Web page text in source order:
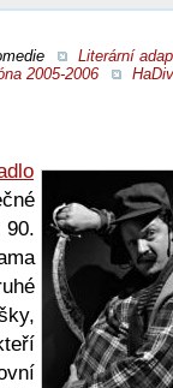
Literární
2005-2006
90.